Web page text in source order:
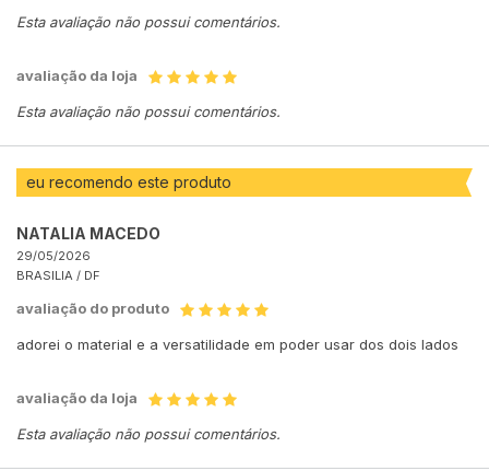
Esta avaliação não possui comentários.
avaliação da loja
Esta avaliação não possui comentários.
eu recomendo este produto
NATALIA MACEDO
29/05/2026
BRASILIA / DF
avaliação do produto
adorei o material e a versatilidade em poder usar dos dois lados
avaliação da loja
Esta avaliação não possui comentários.